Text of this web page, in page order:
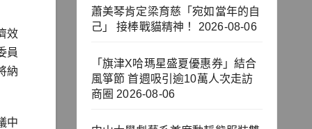
效
員
納
中
蕭美琴肯定梁育慈「宛如當年的自
己」 接棒戰貓精神！
2026-08-06
「旗津X哈瑪星盛夏優惠券」結合
風箏節 首週吸引逾10萬人次走訪
商圈 2026-08-06